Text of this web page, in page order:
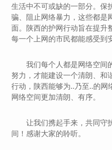
生活中不可或缺的一部分。保
骗、阻止网络暴力，这些都是
面。陕西的护网行动旨在提升
每一个上网的市民都能感受到
我们每个人都是网络空间
努力，才能建设一个清朗、和
行动，陕西能够为..乃至..的网
网络空间更加清朗、有序。
让我们携起手来，共同守
间！感谢大家的聆听。